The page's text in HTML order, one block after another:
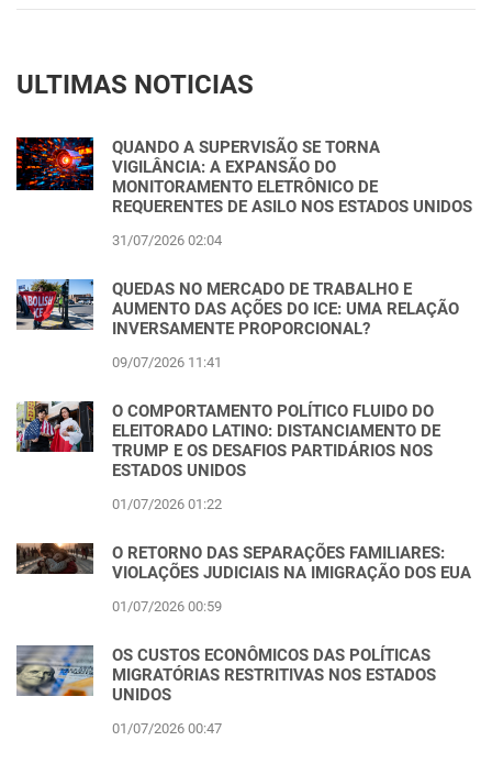
ULTIMAS NOTICIAS
QUANDO A SUPERVISÃO SE TORNA
VIGILÂNCIA: A EXPANSÃO DO
MONITORAMENTO ELETRÔNICO DE
REQUERENTES DE ASILO NOS ESTADOS UNIDOS
31/07/2026 02:04
QUEDAS NO MERCADO DE TRABALHO E
AUMENTO DAS AÇÕES DO ICE: UMA RELAÇÃO
INVERSAMENTE PROPORCIONAL?
09/07/2026 11:41
O COMPORTAMENTO POLÍTICO FLUIDO DO
ELEITORADO LATINO: DISTANCIAMENTO DE
TRUMP E OS DESAFIOS PARTIDÁRIOS NOS
ESTADOS UNIDOS
01/07/2026 01:22
O RETORNO DAS SEPARAÇÕES FAMILIARES:
VIOLAÇÕES JUDICIAIS NA IMIGRAÇÃO DOS EUA
01/07/2026 00:59
OS CUSTOS ECONÔMICOS DAS POLÍTICAS
MIGRATÓRIAS RESTRITIVAS NOS ESTADOS
UNIDOS
01/07/2026 00:47